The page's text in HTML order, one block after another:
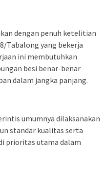
dengan penuh ketelitian
Tabalong yang bekerja
ini membutuhkan
besi benar-benar
dalam jangka panjang.
umumnya dilaksanakan
standar kualitas serta
prioritas utama dalam